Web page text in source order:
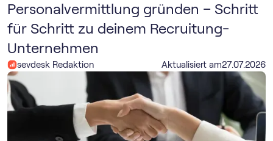
Personalvermittlung gründen – Schritt
für Schritt zu deinem Recruitung-
Unternehmen
sevdesk Redaktion Aktualisiert am27.07.2026